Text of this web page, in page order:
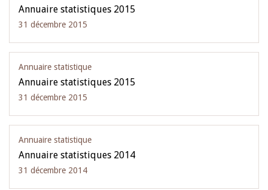
Annuaire statistiques 2015
31 décembre 2015
Annuaire statistique
Annuaire statistiques 2015
31 décembre 2015
Annuaire statistique
Annuaire statistiques 2014
31 décembre 2014